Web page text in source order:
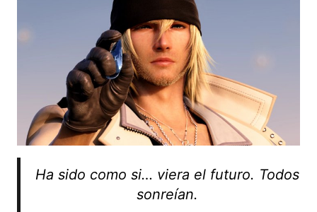
Ha sido como si… viera el futuro. Todos
sonreían.